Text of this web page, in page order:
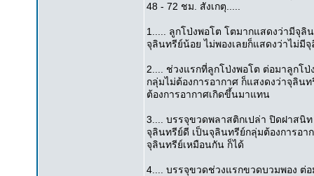
48 - 72 ชม. สังเกตุ.....
1..... ลูกโป่งพอโต โตมากแสดงว่ามีจุลิ
จุลินทรีย์น้อย ไม่พองเลยก็แสดงว่าไม่มี
2.... ช่วงแรกที่ลูกโป่งพอโต ต่อมาลูกโ
กลุ่มไม่ต้องการอากาศ ก็แสงดงว่าจุลิน
ต้องการอากาศเกิดขึ้นมาแทน
3.... บรรจุขวดพลาสติกเปล่า ปิดฝาสนิ
จุลินทรีย์ดี เป็นจุลินทรีย์กลุ่มต้องการอา
จุลินทรีย์เหมือนกัน ก็ได้
4.... บรรจุขวดช่วงแรกขวดบวมพอง ต่